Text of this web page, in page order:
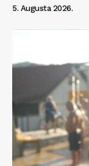
Info
Kontakt
Impressum
5. Augusta 2026.